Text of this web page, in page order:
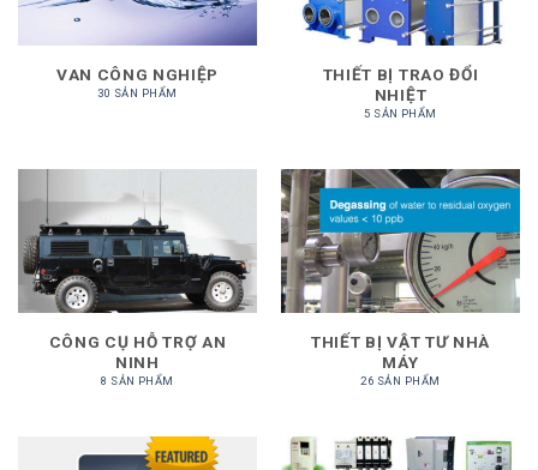
VAN CÔNG NGHIỆP
30 SẢN PHẨM
THIẾT BỊ TRAO ĐỔI
NHIỆT
5 SẢN PHẨM
CÔNG CỤ HỖ TRỢ AN
NINH
8 SẢN PHẨM
THIẾT BỊ VẬT TƯ NHÀ
MÁY
26 SẢN PHẨM